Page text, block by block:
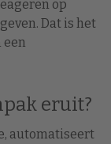
op
Dat is het
eruit?
automatiseert